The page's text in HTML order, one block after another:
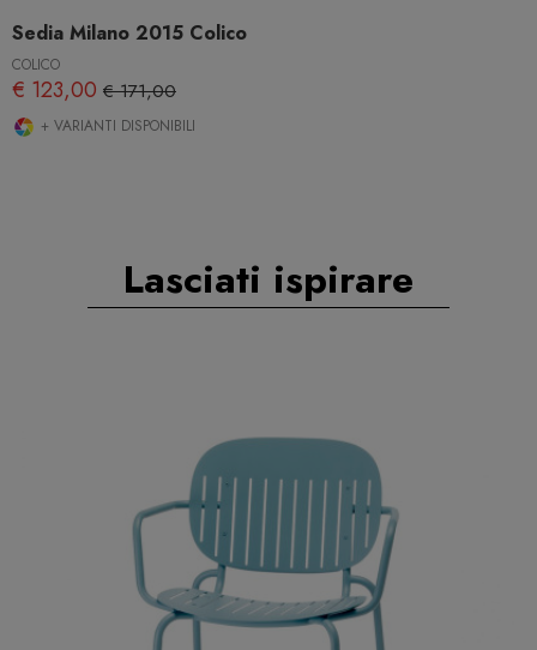
Sedia Milano 2015 Colico
COLICO
€ 123,00 € 171,00
+ VARIANTI DISPONIBILI
Lasciati ispirare